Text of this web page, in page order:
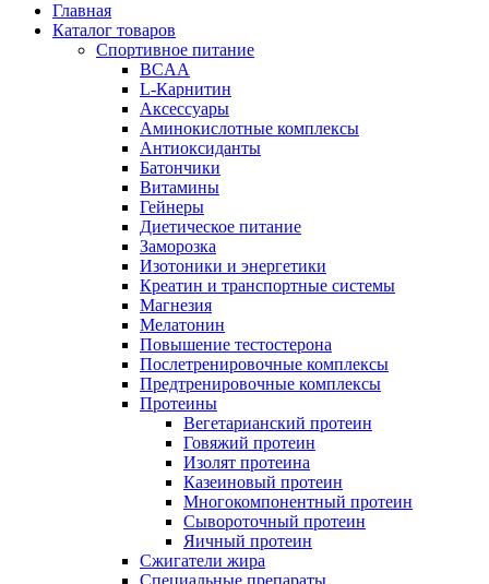
Главная
Каталог товаров
Спортивное питание
BCAA
L-Карнитин
Аксессуары
Аминокислотные комплексы
Антиоксиданты
Батончики
Витамины
Гейнеры
Диетическое питание
Заморозка
Изотоники и энергетики
Креатин и транспортные системы
Магнезия
Мелатонин
Повышение тестостерона
Послетренировочные комплексы
Предтренировочные комплексы
Протеины
Вегетарианский протеин
Говяжий протеин
Изолят протеина
Казеиновый протеин
Многокомпонентный протеин
Сывороточный протеин
Яичный протеин
Сжигатели жира